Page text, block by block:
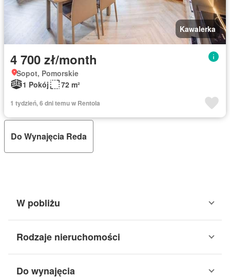
Kawalerka
4 700 zł/month
Sopot, Pomorskie
1 Pokój
72 m²
1 tydzień, 6 dni temu w Rentola
Do Wynajęcia Reda
W pobliżu
Rodzaje nieruchomości
Do wynajęcia